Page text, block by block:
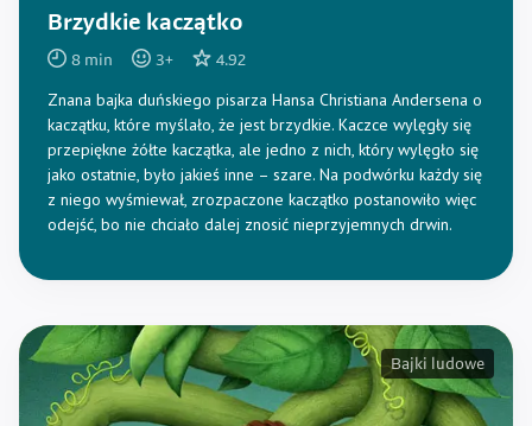
Brzydkie kaczątko
8 min 3+ 4.92
Znana bajka duńskiego pisarza Hansa Christiana Andersena o
kaczątku, które myślało, że jest brzydkie. Kaczce wylęgły się
przepiękne żółte kaczątka, ale jedno z nich, który wylęgło się
jako ostatnie, było jakieś inne – szare. Na podwórku każdy się
z niego wyśmiewał, zrozpaczone kaczątko postanowiło więc
odejść, bo nie chciało dalej znosić nieprzyjemnych drwin.
Bajki ludowe